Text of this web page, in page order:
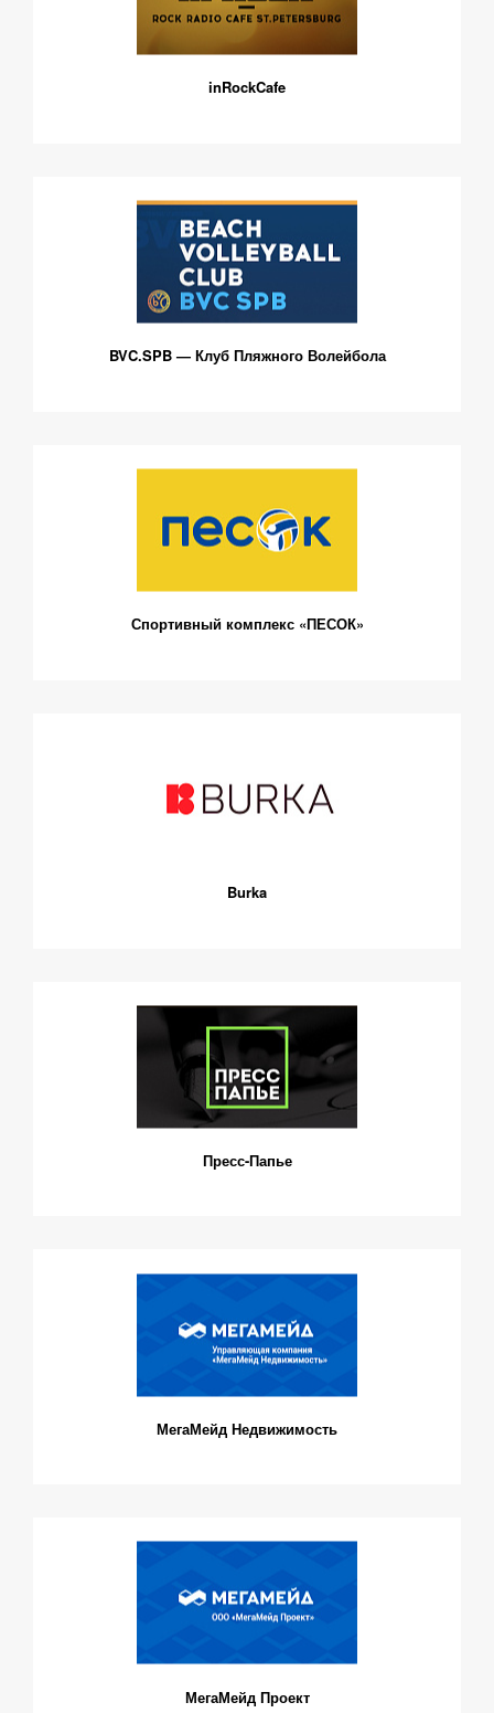
inRockCafe
BVC.SPB — Клуб Пляжного Волейбола
Спортивный комплекс «ПЕСОК»
Burka
Пресс-Папье
МегаМейд Недвижимость
МегаМейд Проект